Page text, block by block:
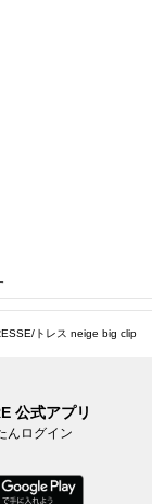
トレス neige big clip
公式アプリ
んログイン